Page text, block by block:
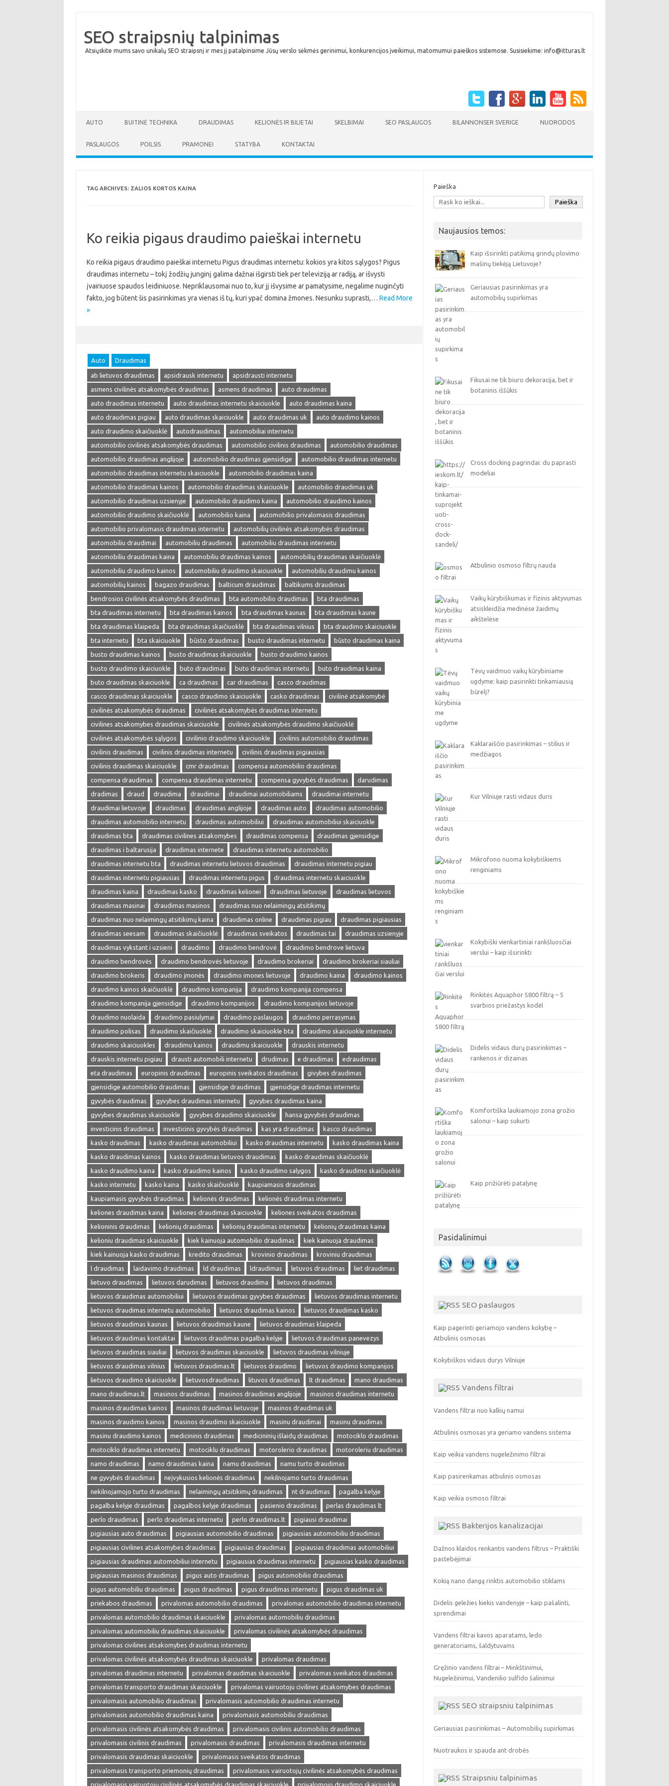
SEO straipsnių talpinimas
Atsiųskite mums savo unikalų SEO straipsnį ir mes jį patalpinsime Jūsų verslo sėkmės gerinimui, konkurencijos įveikimui, matomumui paieškos sistemose. Susisiekime: info@itturas.lt
AUTO BUITINĖ TECHNIKA DRAUDIMAS KELIONĖS IR BILIETAI SKELBIMAI SEO PASLAUGOS BILANNONSER SVERIGE NUORODOS
PASLAUGOS POILSIS PRAMONEI STATYBA KONTAKTAI
TAG ARCHIVES: ZALIOS KORTOS KAINA
Ko reikia pigaus draudimo paieškai internetu
Ko reikia pigaus draudimo paieškai internetu Pigus draudimas internetu: kokios yra kitos sąlygos? Pigus
draudimas internetu – tokį žodžių junginį galima dažnai išgirsti tiek per televiziją ar radiją, ar išvysti
įvairiuose spaudos leidiniuose. Nepriklausomai nuo to, kur jį išvysime ar pamatysime, negalime nuginčyti
fakto, jog būtent šis pasirinkimas yra vienas iš tų, kuri ypač domina žmones. Nesunku suprasti,… Read More
»
Auto Draudimas
ab lietuvos draudimas apsidrausk internetu
apsidrausti internetu
asmens civilinės atsakomybės draudimas
asmens draudimas
auto draudimas
auto draudimas internetu
auto draudimas internetu skaiciuokle
auto draudimas kaina
auto draudimas pigiau
auto draudimas skaiciuokle auto draudimas uk
auto draudimo kainos
auto draudimo skaičiuoklė
autodraudimas
automobiliai internetu
automobilio civilinės atsakomybės draudimas
automobilio civilinis draudimas
automobilio draudimas
automobilio draudimas anglijoje
automobilio draudimas gjensidige
automobilio draudimas internetu
automobilio draudimas internetu skaiciuokle
automobilio draudimas kaina
automobilio draudimas kainos
automobilio draudimas skaiciuokle
automobilio draudimas uk
automobilio draudimas uzsienyje
automobilio draudimo kaina
automobilio draudimo kainos
automobilio draudimo skaičiuoklė
automobilio kaina
automobilio privalomasis draudimas
automobilio privalomasis draudimas internetu
automobilių civilinės atsakomybės draudimas
automobiliu draudimai
automobiliu draudimas
automobiliu draudimas internetu
automobiliu draudimas kaina
automobiliu draudimas kainos
automobilių draudimas skaičiuoklė
automobiliu draudimo kainos
automobiliu draudimo skaiciuokle
automobiliu draudimu kainos
automobilių kainos
bagazo draudimas balticum draudimas
baltikums draudimas
bendrosios civilinės atsakomybės draudimas
bta automobilio draudimas
bta draudimas
bta draudimas internetu
bta draudimas kainos bta draudimas kaunas
bta draudimas kaune
bta draudimas klaipeda
bta draudimas skaičiuoklė bta draudimas vilnius
bta draudimo skaiciuokle
bta internetu
bta skaiciuokle būsto draudimas busto draudimas internetu
būsto draudimas kaina
busto draudimas kainos
busto draudimas skaiciuokle
busto draudimo kainos
busto draudimo skaiciuokle
buto draudimas buto draudimas internetu
buto draudimas kaina
buto draudimas skaiciuokle
ca draudimas car draudimas
casco draudimas
casco draudimas skaiciuokle
casco draudimo skaiciuokle casko draudimas
civilinė atsakomybė
civilinės atsakomybės draudimas
civilinės atsakomybės draudimas internetu
civilines atsakomybes draudimas skaiciuokle
civilinės atsakomybės draudimo skaičiuoklė
civilinės atsakomybės sąlygos
civilinio draudimo skaiciuokle
civilinis automobilio draudimas
civilinis draudimas
civilinis draudimas internetu
civilinis draudimas pigiausias
civilinis draudimas skaiciuokle
cmr draudimas
compensa automobilio draudimas
compensa draudimas
compensa draudimas internetu compensa gyvybės draudimas
darudimas
dradimas
draud draudima draudimai draudimai automobiliams
draudimai internetu
draudimai lietuvoje
draudimas draudimas anglijoje draudimas auto
draudimas automobilio
draudimas automobilio internetu
draudimas automobiliui
draudimas automobiliui skaiciuokle
draudimas bta
draudimas civilines atsakomybes draudimas compensa
draudimas gjensidige
draudimas i baltarusija
draudimas internete
draudimas internetu automobilio
draudimas internetu bta
draudimas internetu lietuvos draudimas
draudimas internetu pigiau
draudimas internetu pigiausias
draudimas internetu pigus
draudimas internetu skaiciuokle
draudimas kaina
draudimas kasko draudimas kelionei draudimas lietuvoje
draudimas lietuvos
draudimas masinai
draudimas masinos
draudimas nuo nelaimingų atsitikimų
draudimas nuo nelaimingų atsitikimų kaina
draudimas online draudimas pigiau
draudimas pigiausias
draudimas seesam
draudimas skaičiuoklė draudimas sveikatos draudimas tai
draudimas uzsienyje
draudimas vykstant i uzsieni
draudimo draudimo bendrovė
draudimo bendrove lietuva
draudimo bendrovės
draudimo bendrovės lietuvoje draudimo brokeriai
draudimo brokeriai siauliai
draudimo brokeris
draudimo įmonės draudimo imones lietuvoje draudimo kaina
draudimo kainos
draudimo kainos skaičiuoklė
draudimo kompanija
draudimo kompanija compensa
draudimo kompanija gjensidige
draudimo kompanijos
draudimo kompanijos lietuvoje
draudimo nuolaida
draudimo pasiulymai draudimo paslaugos
draudimo perrasymas
draudimo polisas
draudimo skaičiuoklė draudimo skaiciuokle bta
draudimo skaiciuokle internetu
draudimo skaiciuokles
draudimu kainos draudimu skaiciuokle
drauskis internetu
drauskis internetu pigiau
drausti automobili internetu drudimas e draudimas
edraudimas
eta draudimas
europinis draudimas europinis sveikatos draudimas
givybes draudimas
gjensidige automobilio draudimas
gjensidige draudimas
gjensidige draudimas internetu
gyvybės draudimas
gyvybes draudimas internetu
gyvybes draudimas kaina
gyvybes draudimas skaiciuokle
gyvybes draudimo skaiciuokle
hansa gyvybės draudimas
investicinis draudimas
investicinis gyvybės draudimas kas yra draudimas
kasco draudimas
kasko draudimas
kasko draudimas automobiliui kasko draudimas internetu
kasko draudimas kaina
kasko draudimas kainos
kasko draudimas lietuvos draudimas
kasko draudimas skaičiuoklė
kasko draudimo kaina
kasko draudimo kainos kasko draudimo salygos
kasko draudimo skaičiuoklė
kasko internetu
kasko kaina kasko skaičiuoklė
kaupiamasis draudimas
kaupiamasis gyvybės draudimas
kelionės draudimas
kelionės draudimas internetu
keliones draudimas kaina
keliones draudimas skaiciuokle
keliones sveikatos draudimas
kelioninis draudimas
kelionių draudimas kelionių draudimas internetu
kelionių draudimas kaina
kelioniu draudimas skaiciuokle
kiek kainuoja automobilio draudimas
kiek kainuoja draudimas
kiek kainuoja kasko draudimas
kredito draudimas krovinio draudimas
kroviniu draudimas
l draudimas
laidavimo draudimas ld draudimas ldraudimas letuvos draudimas
liet draudimas
lietuvo draudimas
lietuvos darudimas lietuvos draudima
lietuvos draudimas
lietuvos draudimas automobiliui
lietuvos draudimas gyvybes draudimas
lietuvos draudimas internetu
lietuvos draudimas internetu automobilio
lietuvos draudimas kainos
lietuvos draudimas kasko
lietuvos draudimas kaunas
lietuvos draudimas kaune
lietuvos draudimas klaipeda
lietuvos draudimas kontaktai
lietuvos draudimas pagalba kelyje
lietuvos draudimas panevezys
lietuvos draudimas siauliai
lietuvos draudimas skaiciuokle
lietuvos draudimas vilniuje
lietuvos draudimas vilnius
lietuvos draudimas.lt lietuvos draudimo
lietuvos draudimo kompanijos
lietuvos draudimo skaiciuokle
lietuvosdraudimas lituvos draudimas lt draudimas
mano draudimas
mano draudimas.lt
masinos draudimas masinos draudimas anglijoje
masinos draudimas internetu
masinos draudimas kainos
masinos draudimas lietuvoje
masinos draudimas uk
masinos draudimo kainos
masinos draudimo skaiciuokle masinu draudimai
masinu draudimas
masinu draudimo kainos
medicininis draudimas medicininių išlaidų draudimas
motociklo draudimas
motociklo draudimas internetu
motociklu draudimas motorolerio draudimas
motoroleriu draudimas
namo draudimas
namo draudimas kaina namu draudimas
namu turto draudimas
ne gyvybės draudimas
neįvykusios kelionės draudimas
nekilnojamo turto draudimas
nekilnojamojo turto draudimas
nelaimingų atsitikimų draudimas nt draudimas
pagalba kelyje
pagalba kelyje draudimas
pagalbos kelyje draudimas pasienio draudimas
perlas draudimas lt
perlo draudimas
perlo draudimas internetu perlo draudimas.lt
pigiausi draudimai
pigiausias auto draudimas
pigiausias automobilio draudimas
pigiausias automobiliu draudimas
pigiausias civilines atsakomybes draudimas
pigiausias draudimas
pigiausias draudimas automobiliui
pigiausias draudimas automobiliui internetu
pigiausias draudimas internetu
pigiausias kasko draudimas
pigiausias masinos draudimas
pigus auto draudimas
pigus automobilio draudimas
pigus automobiliu draudimas
pigus draudimas pigus draudimas internetu
pigus draudimas uk
priekabos draudimas
privalomas automobilio draudimas
privalomas automobilio draudimas internetu
privalomas automobilio draudimas skaiciuokle
privalomas automobiliu draudimas
privalomas automobiliu draudimas skaiciuokle
privalomas civilinės atsakomybės draudimas
privalomas civilines atsakomybes draudimas internetu
privalomas civilinės atsakomybės draudimas skaiciuokle
privalomas draudimas
privalomas draudimas internetu
privalomas draudimas skaiciuokle
privalomas sveikatos draudimas
privalomas transporto draudimas skaiciuokle
privalomas vairuotoju civilines atsakomybes draudimas
privalomasis automobilio draudimas
privalomasis automobilio draudimas internetu
privalomasis automobilio draudimas kaina
privalomasis automobiliu draudimas
privalomasis civilinės atsakomybės draudimas
privalomasis civilinis automobilio draudimas
privalomasis civilinis draudimas
privalomasis draudimas
privalomasis draudimas internetu
privalomasis draudimas skaiciuokle
privalomasis sveikatos draudimas
privalomasis transporto priemonių draudimas
privalomasis vairuotojų civilinės atsakomybės draudimas
privalomasis vairuotojų civilinės atsakomybės draudimas skaiciuokle
privalomojo draudimo skaiciuokle
Paieška
Paieška
Naujausios temos:
Kaip išsirinkti patikimą grindų plovimo
mašinų tiekėją Lietuvoje?
Geriausias pasirinkimas yra
automobilių supirkimas
Fikusai ne tik biuro dekoracija, bet ir
botaninis iššūkis
Cross docking pagrindai: du paprasti
modeliai
Atbulinio osmoso filtrų nauda
Vaikų kūrybiškumas ir fizinis aktyvumas
atsiskleidžia medinėse žaidimų
aikštelėse
Tėvų vaidmuo vaikų kūrybiniame
ugdyme: kaip pasirinkti tinkamiausią
būrelį?
Kaklaraiščio pasirinkimas – stilius ir
medžiagos
Kur Vilniuje rasti vidaus duris
Mikrofono nuoma kokybiškiems
renginiams
Kokybiški vienkartiniai rankšluosčiai
verslui – kaip išsirinkti
Rinkitės Aquaphor S800 filtrą – 5
svarbios priežastys kodėl
Didelis vidaus durų pasirinkimas –
rankenos ir dizainas
Komfortiška laukiamojo zona grožio
salonui – kaip sukurti
Kaip prižiūrėti patalynę
Pasidalinimui
SEO paslaugos
Kaip pagerinti geriamojo vandens kokybę –
Atbulinis osmosas
Kokybiškos vidaus durys Vilniuje
Vandens filtrai
Vandens filtrai nuo kalkių namui
Atbulinis osmosas yra geriamo vandens sistema
Kaip veikia vandens nugeležinimo filtrai
Kaip pasirenkamas atbulinis osmosas
Kaip veikia osmoso filtrai
Bakterijos kanalizacijai
Dažnos klaidos renkantis vandens filtrus – Praktiški
pastebėjimai
Kokią nano dangą rinktis automobilio stiklams
Didelis geležies kiekis vandenyje – kaip pašalinti,
sprendimai
Vandens filtrai kavos aparatams, ledo
generatoriams, šaldytuvams
Gręžinio vandens filtrai – Minkštinimui,
Nugeležinimui, Vandenilio sulfido šalinimui
SEO straipsniu talpinimas
Geriausias pasirinkimas – Automobilių supirkimas
Nuotraukos ir spauda ant drobės
Straipsniu talpinimas